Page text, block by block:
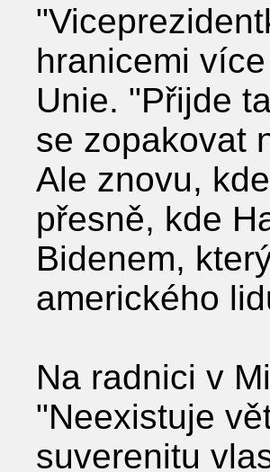
hranicemi
Unie. "Přijde
se zopakovat
Ale znovu,
přesně, kde
Bidenem,
amerického
Na radnici v
"Neexistuje
suverenitu